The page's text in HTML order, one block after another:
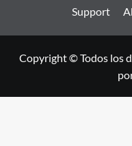
Support
Copyright © Todos los